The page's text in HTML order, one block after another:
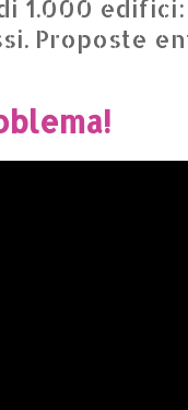
1.000
Proposte